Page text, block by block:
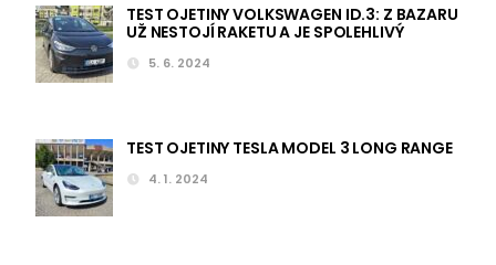
TEST OJETINY VOLKSWAGEN ID.3: Z BAZARU
UŽ NESTOJÍ RAKETU A JE SPOLEHLIVÝ
5. 6. 2024
TEST OJETINY TESLA MODEL 3 LONG RANGE
4. 1. 2024